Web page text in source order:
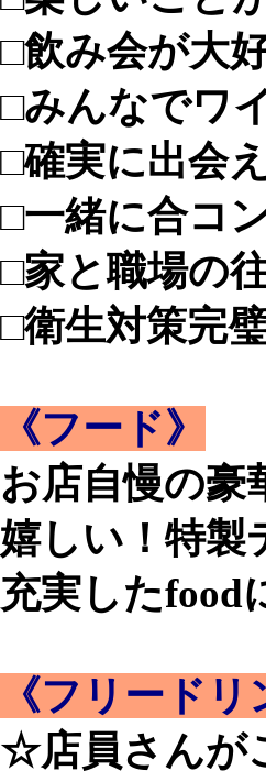
□飲み会が大
□みんなでワ
□確実に出会
□一緒に合コ
□家と職場の
□衛生対策完
《フード》
お店自慢の
嬉しい！特製
充実したfood
《フリード
☆店員さんが